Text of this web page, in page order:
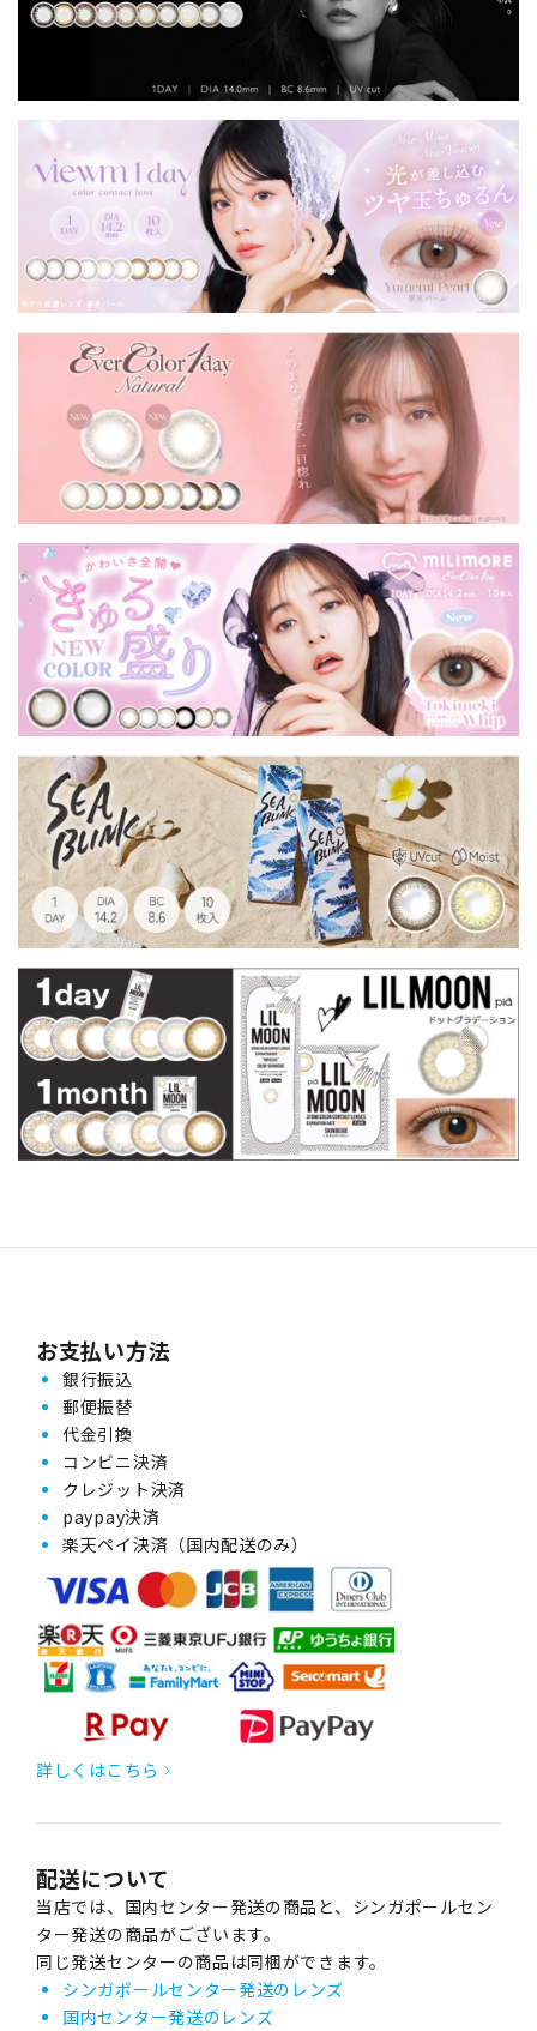
お支払い方法
銀行振込
郵便振替
代金引換
コンビニ決済
クレジット決済
paypay決済
楽天ペイ決済（国内配送のみ）
詳しくはこちら
配送について
当店では、国内センター発送の商品と、シンガポールセン
ター発送の商品がございます。
同じ発送センターの商品は同梱ができます。
シンガポールセンター発送のレンズ
国内センター発送のレンズ